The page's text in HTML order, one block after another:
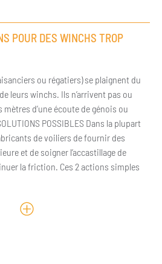
POUR DES WINCHS TROP
ou régatiers) se plaignent du
leurs winchs. Ils n’arrivent pas ou
d’une écoute de génois ou
POSSIBLES Dans la plupart
de voiliers de fournir des
et de soigner l’accastillage de
la friction. Ces 2 actions simples